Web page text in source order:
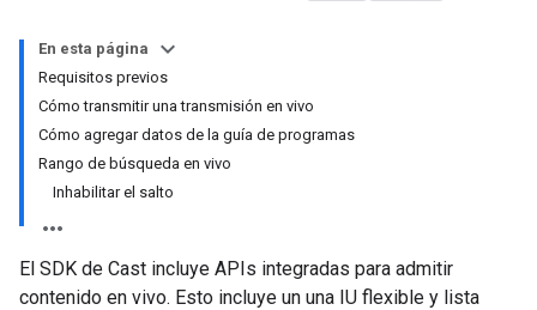
En esta página
Requisitos previos
Cómo transmitir una transmisión en vivo
Cómo agregar datos de la guía de programas
Rango de búsqueda en vivo
Inhabilitar el salto
El SDK de Cast incluye APIs integradas para admitir
contenido en vivo. Esto incluye un una IU flexible y lista